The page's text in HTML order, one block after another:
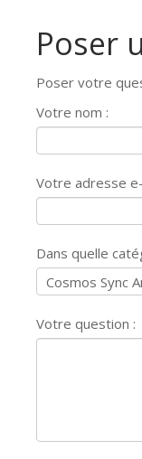
Poser
Poser votre
Votre nom :
Votre adresse
Dans quelle
Votre question :